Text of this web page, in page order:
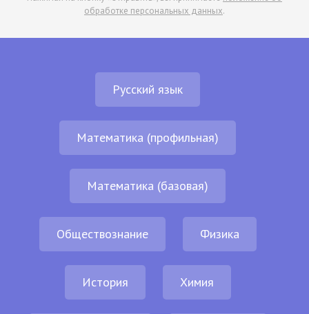
обработке персональных данных.
Русский язык
Математика (профильная)
Математика (базовая)
Обществознание Физика
История Химия